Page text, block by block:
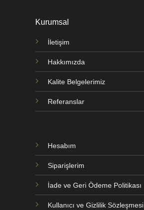
Kurumsal
İletişim
Hakkımızda
Kalite Belgelerimiz
Referanslar
Hesabım
Siparişlerim
İade ve Geri Ödeme Politikası
Kullanıcı ve Gizlilik Sözleşmesi